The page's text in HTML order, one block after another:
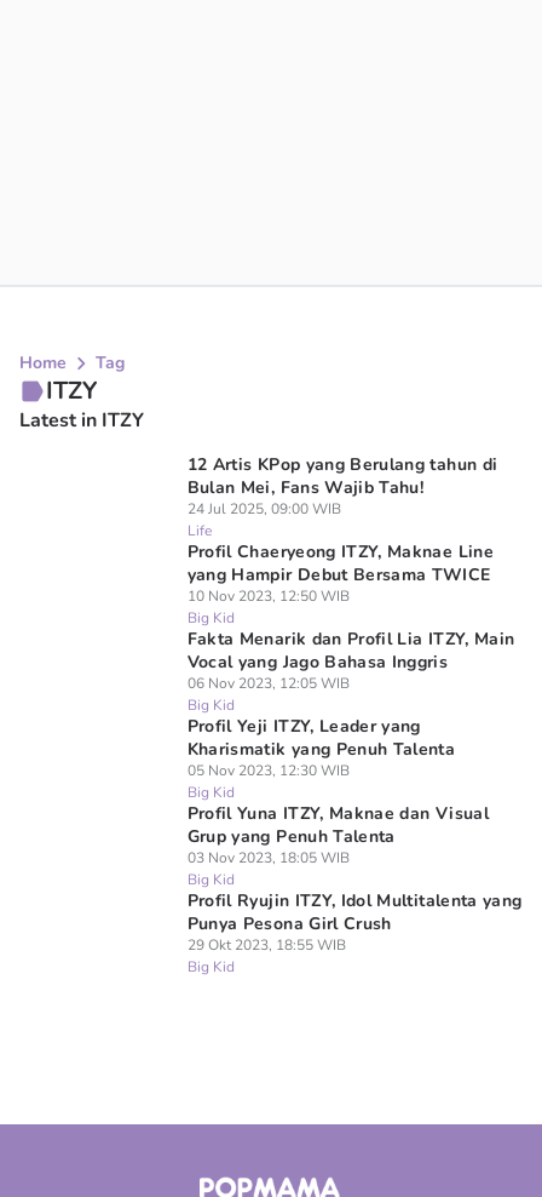
Home Tag
ITZY
Latest in ITZY
12 Artis KPop yang Berulang tahun di
Bulan Mei, Fans Wajib Tahu!
24 Jul 2025, 09:00 WIB
Life
Profil Chaeryeong ITZY, Maknae Line
yang Hampir Debut Bersama TWICE
10 Nov 2023, 12:50 WIB
Big Kid
Fakta Menarik dan Profil Lia ITZY, Main
Vocal yang Jago Bahasa Inggris
06 Nov 2023, 12:05 WIB
Big Kid
Profil Yeji ITZY, Leader yang
Kharismatik yang Penuh Talenta
05 Nov 2023, 12:30 WIB
Big Kid
Profil Yuna ITZY, Maknae dan Visual
Grup yang Penuh Talenta
03 Nov 2023, 18:05 WIB
Big Kid
Profil Ryujin ITZY, Idol Multitalenta yang
Punya Pesona Girl Crush
29 Okt 2023, 18:55 WIB
Big Kid